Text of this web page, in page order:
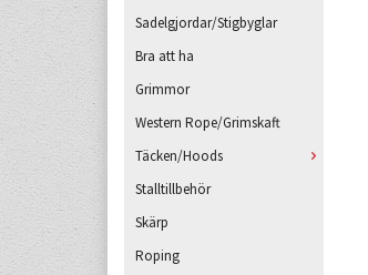
Sadelgjordar/Stigbyglar
Bra att ha
Grimmor
Western Rope/Grimskaft
Täcken/Hoods
Stalltillbehör
Skärp
Roping